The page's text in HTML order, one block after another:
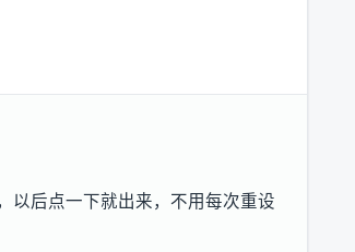
以后点一下就出来，不用每次重设